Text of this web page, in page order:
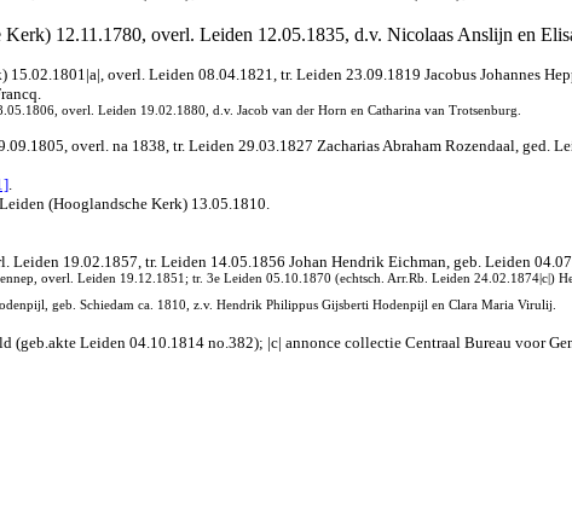
Kerk) 12.11.1780, overl. Leiden 12.05.1835, d.v. Nicolaas Anslijn en
overl. Leiden 08.04.1821, tr. Leiden 23.09.1819 Jacobus Johannes
overl. Leiden 19.02.1880, d.v. Jacob van der Horn en Catharina van Trotsenburg.
overl. na 1838, tr. Leiden 29.03.1827 Zacharias Abraham Rozendaal, ged.
.
(Hooglandsche Kerk) 13.05.1810.
19.02.1857, tr. Leiden 14.05.1856 Johan Hendrik Eichman, geb. Leiden
overl.Leiden 19.12.1851; tr. 3e Leiden 05.10.1870 (echtsch. Arr.Rb. Leiden 24.02.1874|c|)
geb. Schiedam ca. 1810, z.v. Hendrik Philippus Gijsberti Hodenpijl en Clara Maria Virulij.
(geb.akte Leiden 04.10.1814 no.382); |c| annonce collectie Centraal Bureau voor